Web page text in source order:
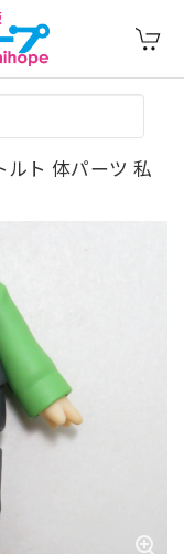
ルト 体パーツ 私